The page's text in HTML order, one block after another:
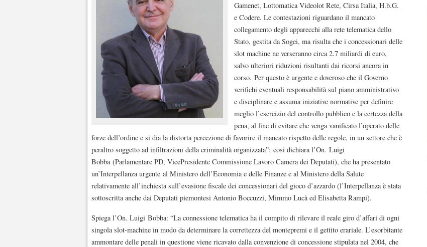
Gamenet, Lottomatica Videolot Rete, Cirsa Italia, H.b.G.
e Codere. Le contestazioni riguardano il mancato
collegamento degli apparecchi alla rete telematica dello
Stato, gestita da Sogei, ma risulta che i concessionari delle
slot machine ne verseranno circa 2.7 miliardi di euro,
salvo ulteriori riduzioni risultanti dai ricorsi ancora in
corso. Per questo è urgente e doveroso che il Governo
verifichi eventuali responsabilità sul piano amministrativo
e disciplinare e assuma iniziative normative per definire
meglio l’esercizio del controllo pubblico e la certezza della
pena, al fine di evitare che venga vanificato l’operato delle
forze dell’ordine e si dia la distorta percezione di favorire il mancato rispetto delle regole, in un settore che è
peraltro soggetto ad infiltrazioni della criminalità organizzata”: così dichiara l’On. Luigi
Bobba (Parlamentare PD, VicePresidente Commissione Lavoro Camera dei Deputati), che ha presentato
un’Interpellanza urgente al Ministero dell’Economia e delle Finanze e al Ministero della Salute
relativamente all’inchiesta sull’evasione fiscale dei concessionari del gioco d’azzardo (l’Interpellanza è stata
sottoscritta anche dai Deputati piemontesi Antonio Boccuzzi, Mimmo Lucà ed Elisabetta Rampi).
Spiega l’On. Luigi Bobba: “La connessione telematica ha il compito di rilevare il reale giro d’affari di ogni
singola slot-machine in modo da determinare la correttezza del montepremi e il gettito erariale. L’esorbitante
ammontare delle penali in questione viene ricavato dalla convenzione di concessione stipulata nel 2004, che